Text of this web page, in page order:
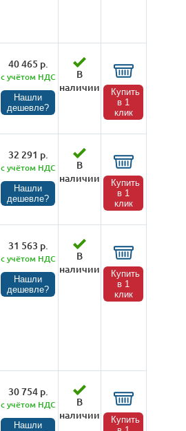
40 465 р.
с учётом НДС
Нашли
дешевле?
В
наличии
Купить
в 1
клик
32 291 р.
с учётом НДС
Нашли
дешевле?
В
наличии
Купить
в 1
клик
31 563 р.
с учётом НДС
Нашли
дешевле?
В
наличии
Купить
в 1
клик
30 754 р.
с учётом НДС
Нашли
В
наличии
Купить